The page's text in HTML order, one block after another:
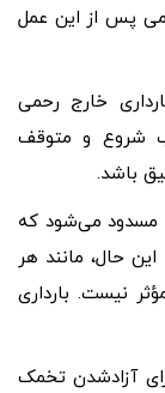
پس از این عمل
خارج رحمی
شروع و متوقف
باشد.
مسدود می‌شود که
این حال، مانند هر
بارداری دیگر، بستن لوله‌ها ۱۰۰٪ مؤثر نیست. بارداری
آزادشدن تخمک